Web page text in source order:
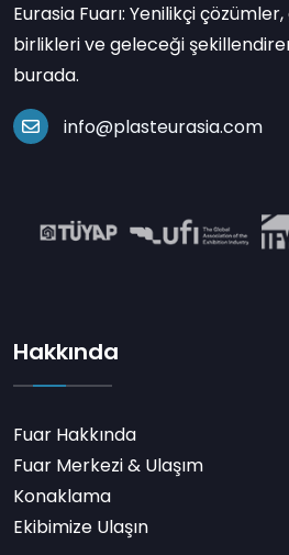
Eurasia Fuarı: Yenilikçi
birlikleri ve geleceği
burada.
info@plasteurasia.com
Hakkında
Fuar Hakkında
Fuar Merkezi & Ulaşım
Konaklama
Ekibimize Ulaşın